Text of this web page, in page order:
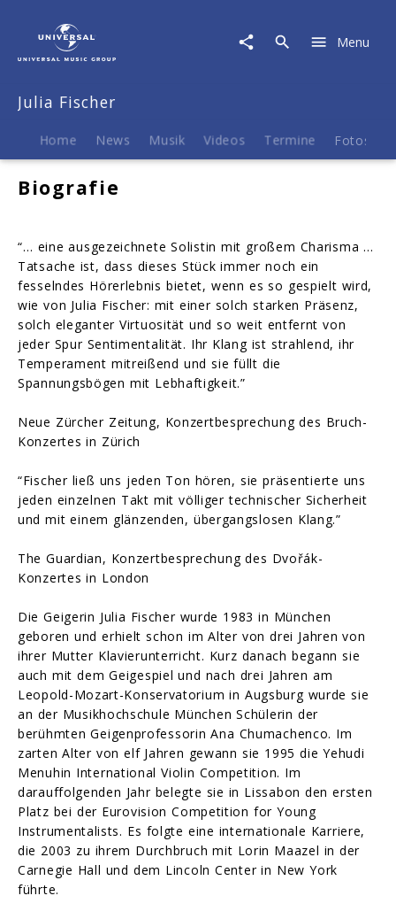
Biografie
Menu
Julia Fischer
Home News Musik Videos Termine Fotos
Biografie
“… eine ausgezeichnete Solistin mit großem Charisma …
Tatsache ist, dass dieses Stück immer noch ein
fesselndes Hörerlebnis bietet, wenn es so gespielt wird,
wie von Julia Fischer: mit einer solch starken Präsenz,
solch eleganter Virtuosität und so weit entfernt von
jeder Spur Sentimentalität. Ihr Klang ist strahlend, ihr
Temperament mitreißend und sie füllt die
Spannungsbögen mit Lebhaftigkeit.”
Neue Zürcher Zeitung, Konzertbesprechung des Bruch-
Konzertes in Zürich
“Fischer ließ uns jeden Ton hören, sie präsentierte uns
jeden einzelnen Takt mit völliger technischer Sicherheit
und mit einem glänzenden, übergangslosen Klang.”
The Guardian, Konzertbesprechung des Dvořák-
Konzertes in London
Die Geigerin Julia Fischer wurde 1983 in München
geboren und erhielt schon im Alter von drei Jahren von
ihrer Mutter Klavierunterricht. Kurz danach begann sie
auch mit dem Geigespiel und nach drei Jahren am
Leopold-Mozart-Konservatorium in Augsburg wurde sie
an der Musikhochschule München Schülerin der
berühmten Geigenprofessorin Ana Chumachenco. Im
zarten Alter von elf Jahren gewann sie 1995 die Yehudi
Menuhin International Violin Competition. Im
darauffolgenden Jahr belegte sie in Lissabon den ersten
Platz bei der Eurovision Competition for Young
Instrumentalists. Es folgte eine internationale Karriere,
die 2003 zu ihrem Durchbruch mit Lorin Maazel in der
Carnegie Hall und dem Lincoln Center in New York
führte.